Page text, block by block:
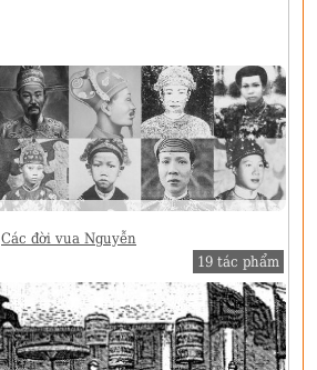
Các đời vua Nguyễn
19 tác phẩm